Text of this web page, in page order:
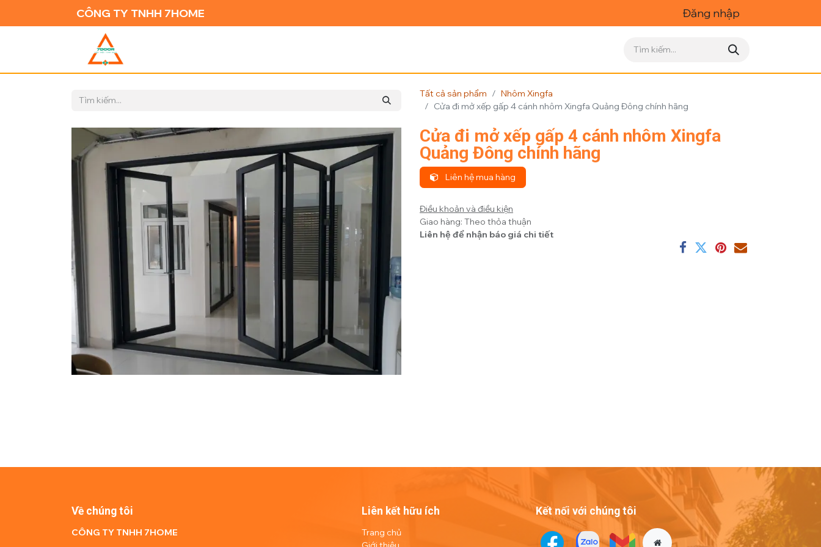
CÔNG TY TNHH 7HOME Đăng nhập
Tất cả sản phẩm
Nhôm Xingfa
Cửa đi mở xếp gấp 4 cánh nhôm Xingfa Quảng Đông chính hãng
Cửa đi mở xếp gấp 4 cánh nhôm Xingfa
Quảng Đông chính hãng
Liên hệ mua hàng
Điều khoản và điều kiện
Giao hàng: Theo thỏa thuận
Liên hệ để nhận báo giá chi tiết
Về chúng tôi
CÔNG TY TNHH 7HOME
Liên kết hữu ích
Trang chủ
Kết nối với chúng tôi